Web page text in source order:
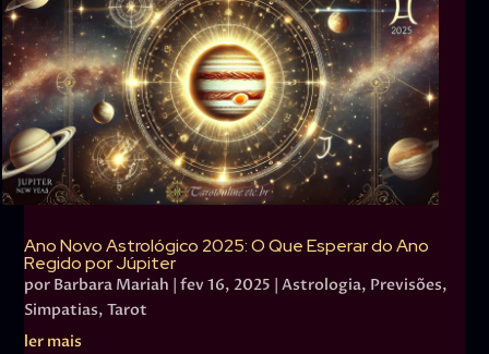
Ano Novo Astrológico 2025: O Que Esperar do Ano
Regido por Júpiter
por Barbara Mariah |fev 16, 2025 |Astrologia, Previsões,
Simpatias,Tarot
ler mais